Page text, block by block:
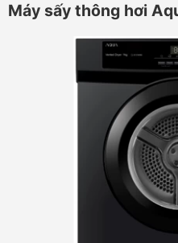
Máy sấy thông hơi